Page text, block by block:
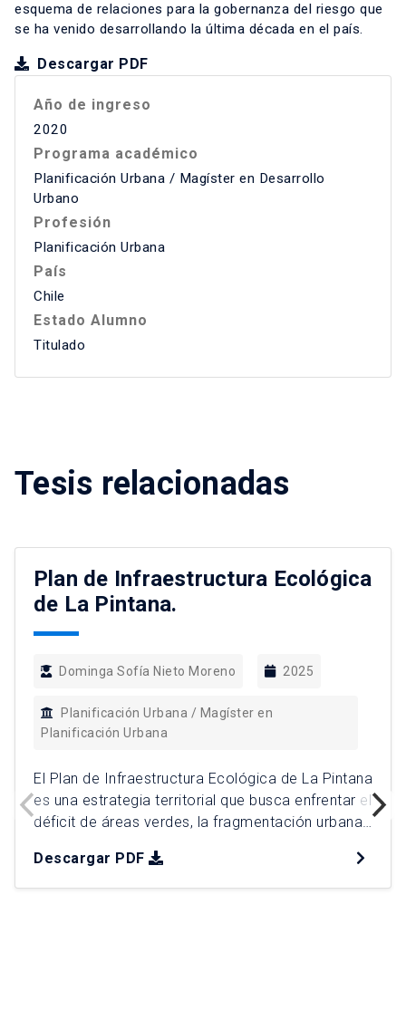
esquema de relaciones para la gobernanza del riesgo que
se ha venido desarrollando la última década en el país.
Descargar PDF
Año de ingreso
2020
Programa académico
Planificación Urbana / Magíster en Desarrollo
Urbano
Profesión
Planificación Urbana
País
Chile
Estado Alumno
Titulado
Tesis relacionadas
Plan de Infraestructura Ecológica
de La Pintana.
Dominga Sofía Nieto Moreno 2025
Planificación Urbana / Magíster en
Planificación Urbana
El Plan de Infraestructura Ecológica de La Pintana
es una estrategia territorial que busca enfrentar el
déficit de áreas verdes, la fragmentación urbana
han afectado a la comuna. A través de un
enfoque de justicia territorial y sostenibilidad, el
Descargar PDF